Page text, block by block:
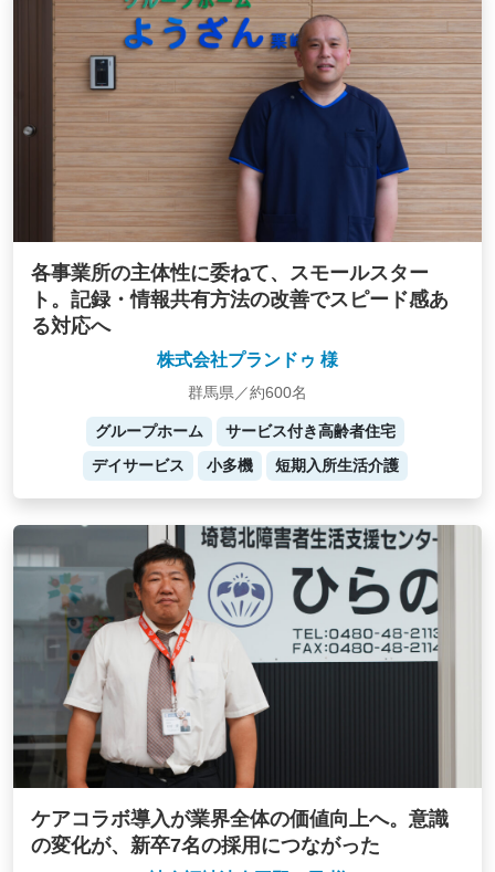
各事業所の主体性に委ねて、スモールスター
ト。記録・情報共有方法の改善でスピード感あ
る対応へ
株式会社プランドゥ 様
群馬県／約600名
グループホーム
サービス付き高齢者住宅
デイサービス
小多機 短期入所生活介護
ケアコラボ導入が業界全体の価値向上へ。意識
の変化が、新卒7名の採用につながった